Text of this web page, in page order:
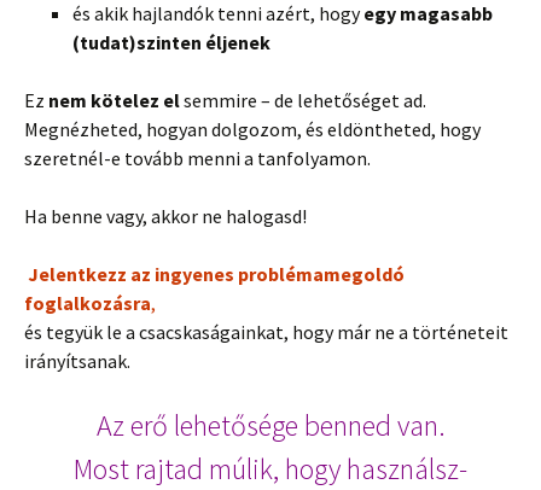
és akik hajlandók tenni azért, hogyegy magasabb
(tudat)szinten éljenek
Ez nem kötelez elsemmire – de lehetőséget ad.
Megnézheted, hogyan dolgozom, és eldöntheted, hogy
szeretnél-e tovább menni a tanfolyamon.
Ha benne vagy, akkor ne halogasd!
Jelentkezz az ingyenes problémamegoldó
foglalkozásra,
és tegyük le a csacskaságainkat, hogy már ne a történeteit
irányítsanak.
Az erő lehetősége benned van.
Most rajtad múlik, hogy használsz-